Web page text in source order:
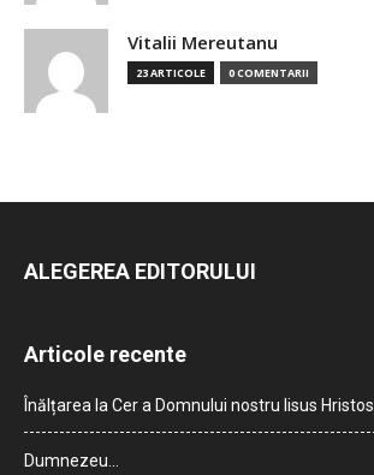
Vitalii Mereutanu
23 ARTICOLE 0 COMENTARII
ALEGEREA EDITORULUI
Articole recente
Înălțarea la Cer a Domnului nostru Iisus Hristos
Dumnezeu…